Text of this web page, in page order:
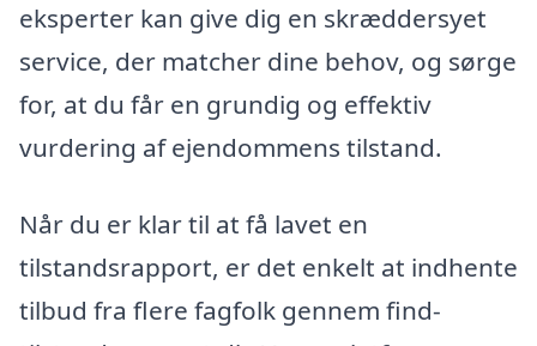
eksperter kan give dig en skræddersyet
service, der matcher dine behov, og sørge
for, at du får en grundig og effektiv
vurdering af ejendommens tilstand.
Når du er klar til at få lavet en
tilstandsrapport, er det enkelt at indhente
tilbud fra flere fagfolk gennem find-